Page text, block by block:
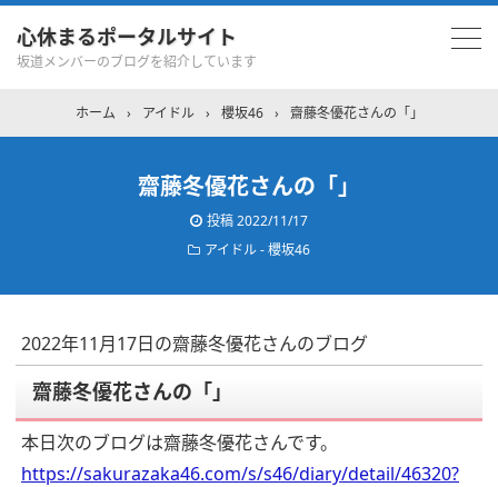
心休まるポータルサイト
坂道メンバーのブログを紹介しています
ホーム › アイドル › 櫻坂46 › 齋藤冬優花さんの「」
齋藤冬優花さんの「」
投稿2022/11/17
アイドル - 櫻坂46
2022年11月17日の齋藤冬優花さんのブログ
齋藤冬優花さんの「」
本日次のブログは齋藤冬優花さんです。
https://sakurazaka46.com/s/s46/diary/detail/46320?